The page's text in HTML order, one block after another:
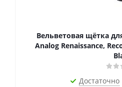
Вельветовая щётка
Analog Renaissance,
Достаточно